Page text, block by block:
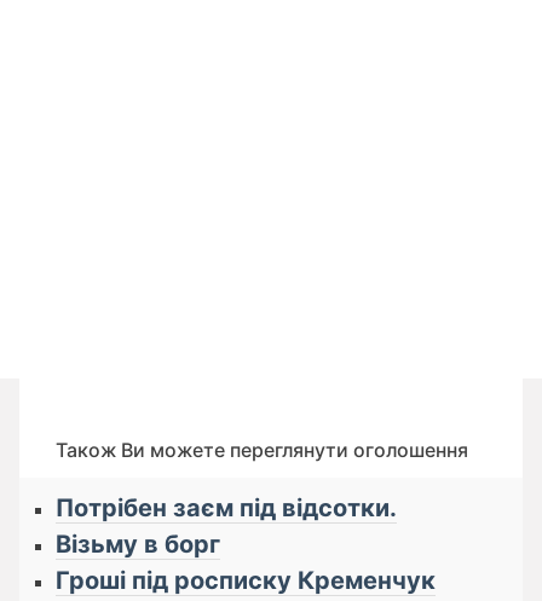
Також Ви можете переглянути оголошення
Потрібен заєм під відсотки.
Візьму в борг
Гроші під росписку Кременчук